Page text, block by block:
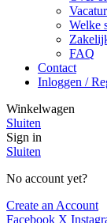
Welke
FAQ
Contact
Inloggen /
Winkelwagen
Sluiten
Sign in
Sluiten
No account yet?
Create an Account
Facebook X